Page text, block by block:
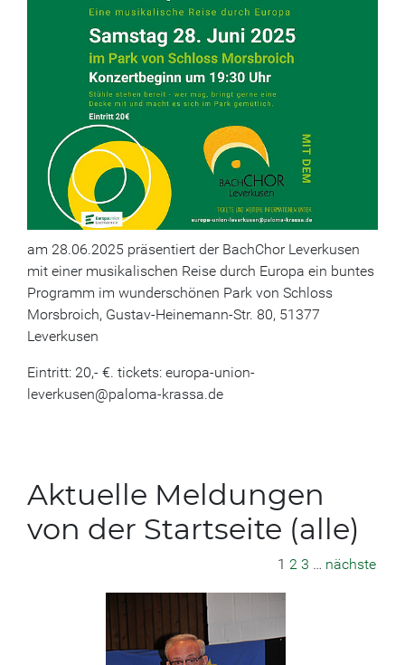
am 28.06.2025 präsentiert der BachChor Leverkusen
mit einer musikalischen Reise durch Europa ein buntes
Programm im wunderschönen Park von Schloss
Morsbroich, Gustav-Heinemann-Str. 80, 51377
Leverkusen
Eintritt: 20,- €. tickets: europa-union-
leverkusen@paloma-krassa.de
Aktuelle Meldungen
von der Startseite (alle)
1 2 3 … nächste